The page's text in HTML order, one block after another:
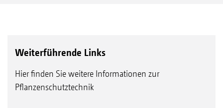
Weiterführende Links
Hier finden Sie weitere Informationen zur
Pflanzenschutztechnik